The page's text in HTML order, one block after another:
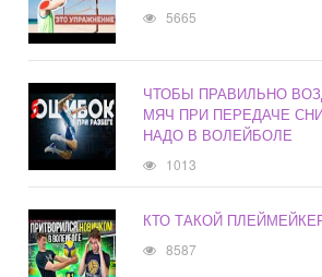
5665
ЧТОБЫ ПРАВИЛЬНО
МЯЧ ПРИ ПЕРЕДАЧЕ
НАДО В ВОЛЕЙБОЛЕ
1013
КТО ТАКОЙ
8587